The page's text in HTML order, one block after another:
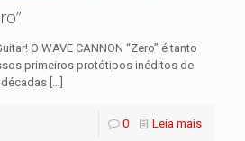
O WAVE CANNON “Zero” é tanto
primeiros protótipos inéditos de
[…]
0 Leia mais